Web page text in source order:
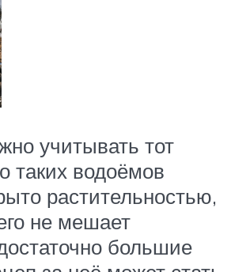
учитывать тот
таких водоёмов
растительностью,
не мешает
большие